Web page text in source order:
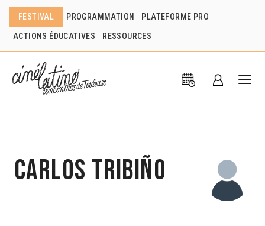
FESTIVAL PROGRAMMATION PLATEFORME PRO
ACTIONS ÉDUCATIVES RESSOURCES
Carlos Tribiño